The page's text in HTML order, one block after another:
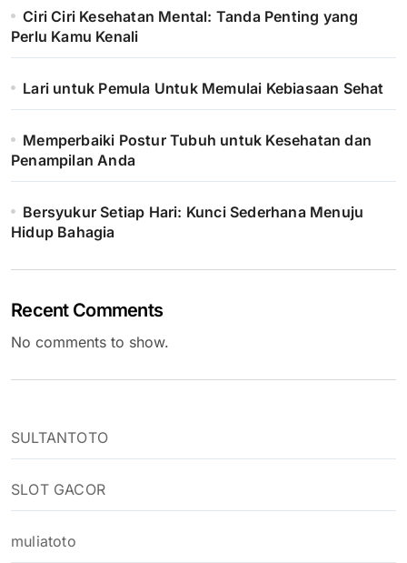
Ciri Ciri Kesehatan Mental: Tanda Penting yang
Perlu Kamu Kenali
Lari untuk Pemula Untuk Memulai Kebiasaan Sehat
Memperbaiki Postur Tubuh untuk Kesehatan dan
Penampilan Anda
Bersyukur Setiap Hari: Kunci Sederhana Menuju
Hidup Bahagia
Recent Comments
No comments to show.
SULTANTOTO
SLOT GACOR
muliatoto